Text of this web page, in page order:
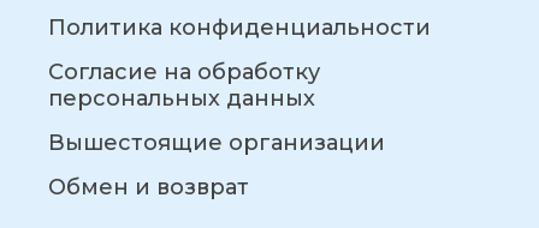
Политика конфиденциальности
Согласие на обработку
персональных данных
Вышестоящие организации
Обмен и возврат